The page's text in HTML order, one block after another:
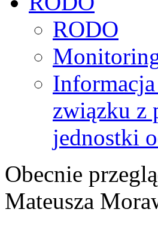
RODO
związku z
jednostki
Obecnie
Mateusza